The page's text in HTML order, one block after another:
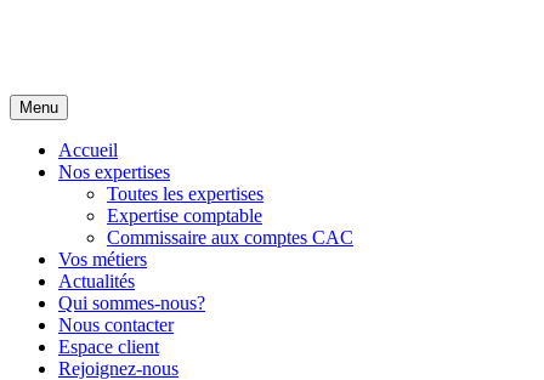
Menu
Accueil
Nos expertises
Toutes les expertises
Expertise comptable
Commissaire aux comptes CAC
Vos métiers
Actualités
Qui sommes-nous?
Nous contacter
Espace client
Rejoignez-nous